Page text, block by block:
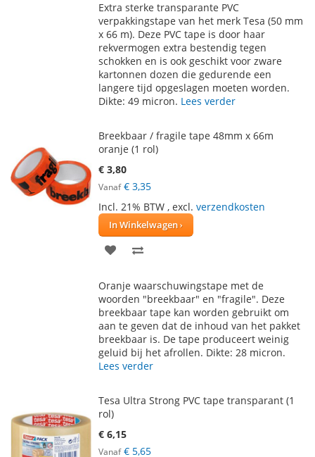
AAN
VERLANGLIJST
TE
VERGELIJKEN
Extra sterke transparante PVC
verpakkingstape van het merk Tesa (50 mm
x 66 m). Deze PVC tape is door haar
rekvermogen extra bestendig tegen
schokken en is ook geschikt voor zware
kartonnen dozen die gedurende een
langere tijd opgeslagen moeten worden.
Dikte: 49 micron. Lees verder
Breekbaar / fragile tape 48mm x 66m
oranje (1 rol)
€ 3,80
Vanaf € 3,35
Incl. 21% BTW , excl. verzendkosten
In Winkelwagen
VOEG
AAN
VERLANGLIJST
TE
VERGELIJKEN
Oranje waarschuwingstape met de
woorden "breekbaar" en "fragile". Deze
breekbaar tape kan worden gebruikt om
aan te geven dat de inhoud van het pakket
breekbaar is. De tape produceert weinig
geluid bij het afrollen. Dikte: 28 micron.
Lees verder
Tesa Ultra Strong PVC tape transparant (1
rol)
€ 6,15
Vanaf € 5,65